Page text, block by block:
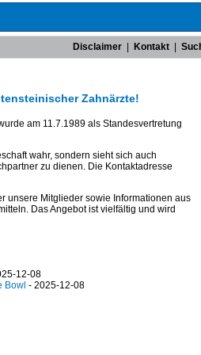
Disclaimer Kontakt
Zahnärzte!
am 11.7.1989 als Standesvertretung
wahr, sondern sieht sich auch
zu dienen. Die Kontaktadresse
unsere Mitglieder sowie Informationen aus
Das Angebot ist vielfältig und wird
12-08
Bowl - 2025-12-08